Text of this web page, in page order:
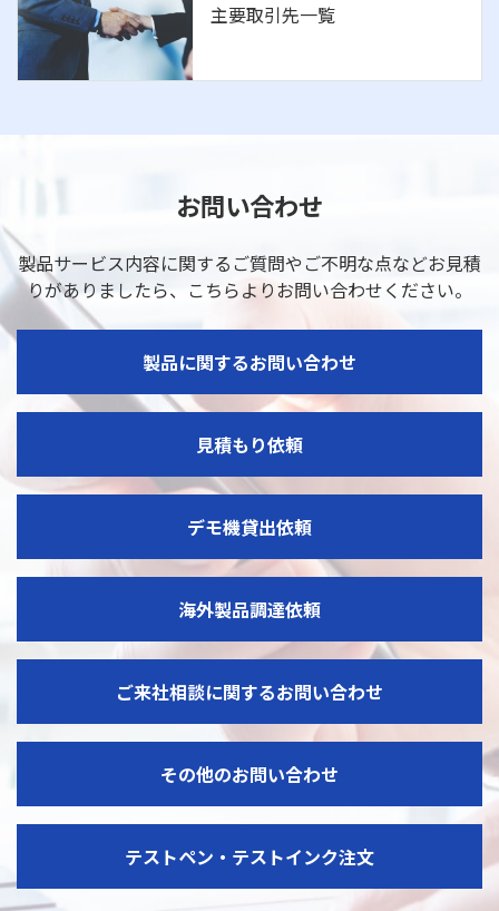
主要取引先一覧
お問い合わせ
製品サービス内容に関するご質問やご不明な点などお見積
りがありましたら、 こちらよりお問い合わせください。
製品に関するお問い合わせ
見積もり依頼
デモ機貸出依頼
海外製品調達依頼
ご来社相談に関するお問い合わせ
その他のお問い合わせ
テストペン・テストインク注文